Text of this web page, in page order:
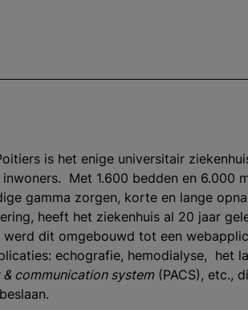
is het enige universitair
inwoners. Met 1.600 bedden en 6.000
gamma zorgen, korte en lange
heeft het ziekenhuis al 20 jaar
dit omgebouwd tot een
echografie, hemodialyse, het
communication system(PACS), etc.,